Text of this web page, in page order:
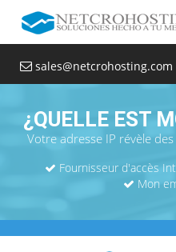
sales@netcrohosting.com
¿QUELLE EST
Votre adresse IP révèle
Fournisseur d'accès
Mon